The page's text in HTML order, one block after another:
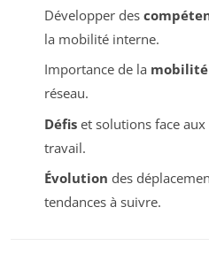
Développer des
la mobilité interne.
Importance de la
réseau.
Défiset solutions face
travail.
Évolution des
tendances à suivre.